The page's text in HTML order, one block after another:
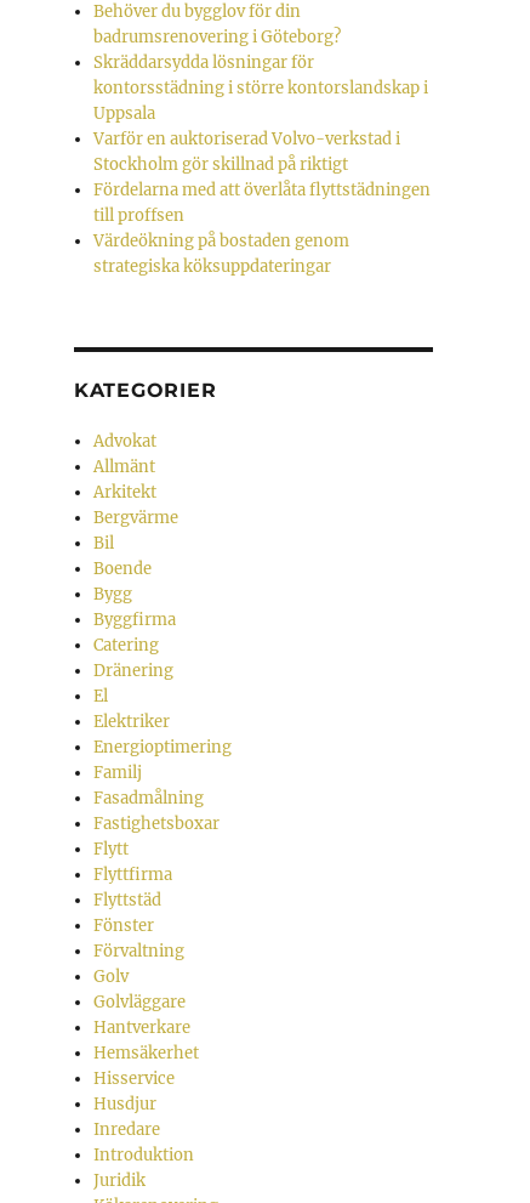
Behöver du bygglov för din
badrumsrenovering i Göteborg?
Skräddarsydda lösningar för
kontorsstädning i större kontorslandskap i
Uppsala
Varför en auktoriserad Volvo-verkstad i
Stockholm gör skillnad på riktigt
Fördelarna med att överlåta flyttstädningen
till proffsen
Värdeökning på bostaden genom
strategiska köksuppdateringar
KATEGORIER
Advokat
Allmänt
Arkitekt
Bergvärme
Bil
Boende
Bygg
Byggfirma
Catering
Dränering
El
Elektriker
Energioptimering
Familj
Fasadmålning
Fastighetsboxar
Flytt
Flyttfirma
Flyttstäd
Fönster
Förvaltning
Golv
Golvläggare
Hantverkare
Hemsäkerhet
Hisservice
Husdjur
Inredare
Introduktion
Juridik